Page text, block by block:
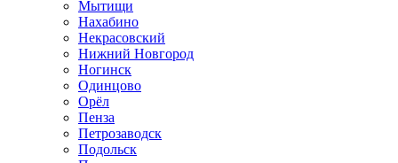
Мытищи
Нахабино
Некрасовский
Нижний Новгород
Ногинск
Одинцово
Орёл
Пенза
Петрозаводск
Подольск